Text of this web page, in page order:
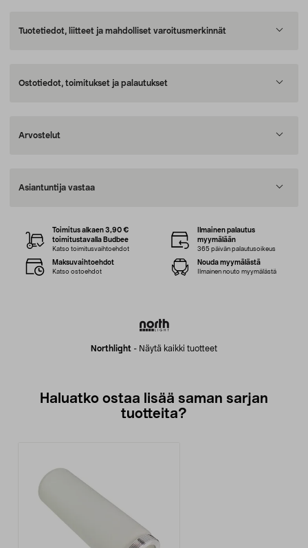
Tuotetiedot, liitteet ja mahdolliset varoitusmerkinnät
Ostotiedot, toimitukset ja palautukset
Arvostelut
Asiantuntija vastaa
Northlight - Näytä kaikki tuotteet
Toimitus alkaen 3,90 €
toimitustavalla Budbee
Katso toimitusvaihtoehdot
Ilmainen palautus
myymälään
365 päivän palautusoikeus
Maksuvaihtoehdot
Katso ostoehdot
Nouda myymälästä
Ilmainen nouto myymälästä
Haluatko ostaa lisää saman sarjan
tuotteita?